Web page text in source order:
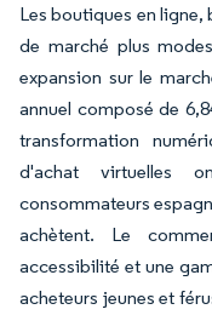
Les boutiques en
de marché plus
expansion sur le
annuel composé de
transformation
d'achat virtuelles
consommateurs
achètent. Le
accessibilité et une
acheteurs jeunes et